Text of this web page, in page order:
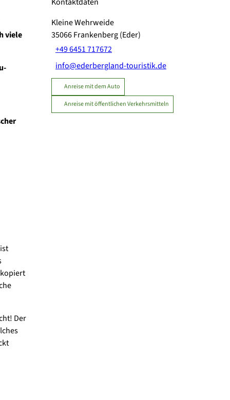
viele
Der
Kleine Wehrweide
35066Frankenberg (Eder)
+49 6451 717672
info@ederbergland-touristik.de
Anreise mit dem Auto
Anreise mit öffentlichen Verkehrsmitteln